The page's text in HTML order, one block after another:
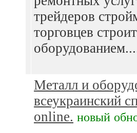
трейдеров
торговцев
Металл и
всеукраинский
online. новый